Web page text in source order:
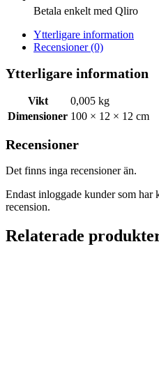
Betala enkelt med Qliro
Ytterligare information
Recensioner (0)
Ytterligare information
Vikt
0,005 kg
Dimensioner 100 × 12 × 12 cm
Recensioner
Det finns inga recensioner än.
Endast inloggade kunder som har
recension.
Relaterade